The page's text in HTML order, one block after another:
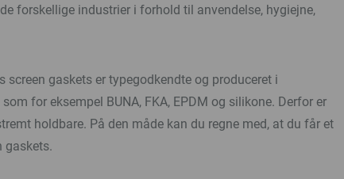
forskellige industrier i forhold til anvendelse, hygiejne,
screen gaskets er typegodkendte og produceret i
for eksempel BUNA, FKA, EPDM og silikone. Derfor er
holdbare. På den måde kan du regne med, at du får et
gaskets.